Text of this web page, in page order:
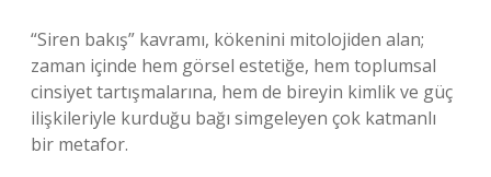
“Siren bakış” kavramı, kökenini mitolojiden alan;
zaman içinde hem görsel estetiğe, hem toplumsal
cinsiyet tartışmalarına, hem de bireyin kimlik ve güç
ilişkileriyle kurduğu bağı simgeleyen çok katmanlı
bir metafor.